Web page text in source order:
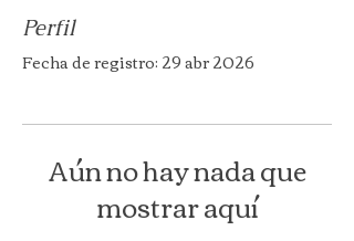
Perfil
Fecha de registro: 29 abr 2026
Aún no hay nada que
mostrar aquí